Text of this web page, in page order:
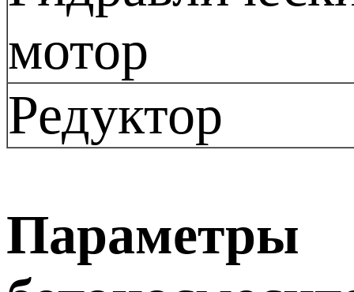
мотор
Редуктор
Параметры